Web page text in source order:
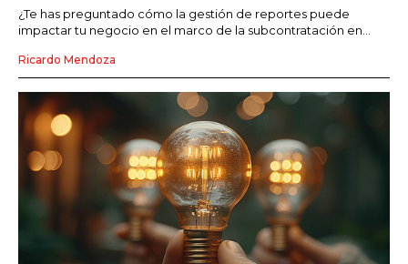
¿Te has preguntado cómo la gestión de reportes puede
impactar tu negocio en el marco de la subcontratación en...
Ricardo Mendoza